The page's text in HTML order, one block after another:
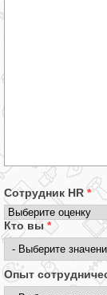
Сотрудник HR *
Кто вы*
Опыт